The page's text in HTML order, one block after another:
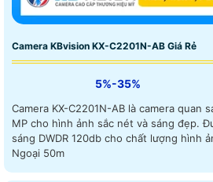
Camera KBvision KX-C2201N-AB Giá Rẻ
5%-35%
Camera KX-C2201N-AB là camera quan
MP cho hình ảnh sắc nét và sáng đẹp. Được trang bị chống ngược
sáng DWDR 120db cho chất lượng hình
Ngoại 50m